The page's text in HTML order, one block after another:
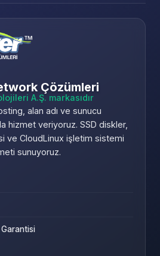
Çözümleri
A.Ş. markasıdır
alan adı ve sunucu
hizmet veriyoruz. SSD diskler,
ve CloudLinux işletim sistemi
sunuyoruz.